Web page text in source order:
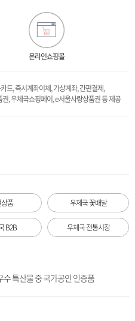
온라인쇼핑몰
드, 즉시계좌이체, 가상계좌, 간편결제,
, 우체국쇼핑페이, e서울사랑상품권 등 제공
품 우체국 꽃배달
B2B 우체국 전통시장
특산물 중 국가공인 인증품